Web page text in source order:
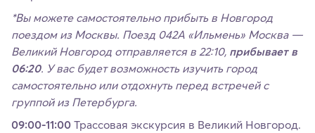
*Вы можете самостоятельно прибыть в Новгород
поездом из Москвы. Поезд 042А «Ильмень» Москва —
Великий Новгород отправляется в 22:10, прибывает в
06:20. У вас будет возможность изучить город
самостоятельно или отдохнуть перед встречей с
группой из Петербурга.
09:00-11:00 Трассовая экскурсия в Великий Новгород.